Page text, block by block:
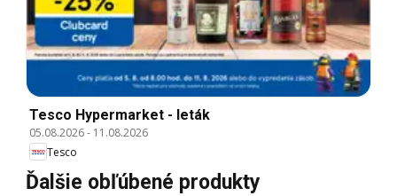
Tesco Hypermarket - leták
05.08.2026- 11.08.2026
Tesco
Ďalšie obľúbené produkty